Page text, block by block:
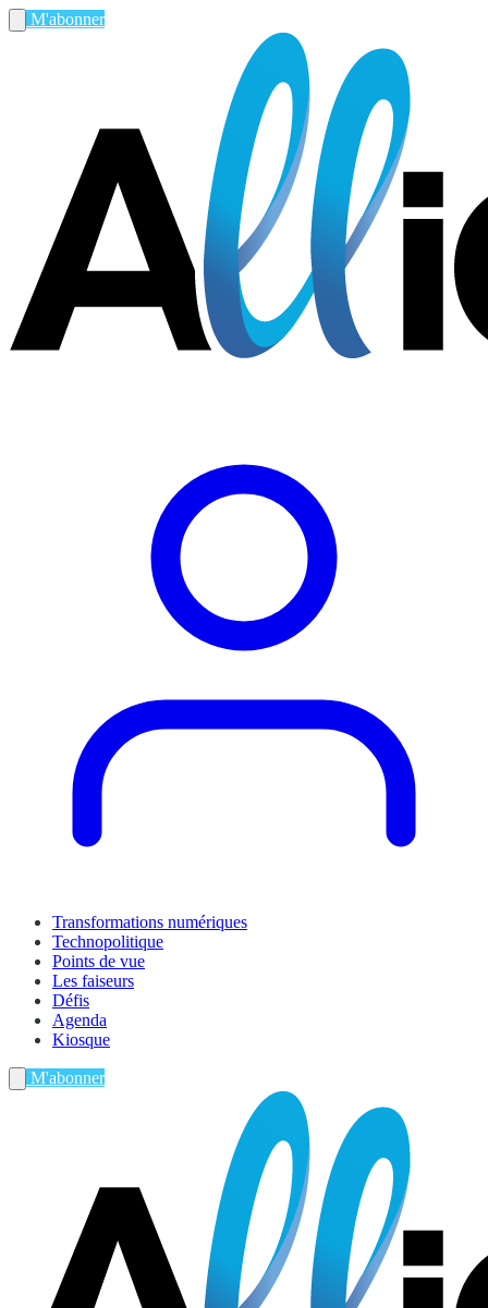
M'abonner
Transformations numériques
Technopolitique
Points de vue
Les faiseurs
Défis
Agenda
Kiosque
M'abonner